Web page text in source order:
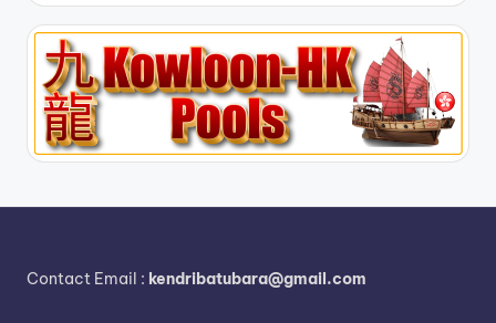
Contact Email : kendribatubara@gmail.com